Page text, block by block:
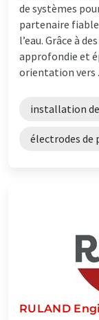
de systèmes
partenaire
l’eau. Grâce à
approfondie et
orientation vers
installation
électrodes de
RULAND